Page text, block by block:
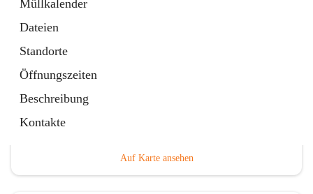
Müllkalender
Dateien
Standorte
Öffnungszeiten
Beschreibung
Kontakte
Auf Karte ansehen